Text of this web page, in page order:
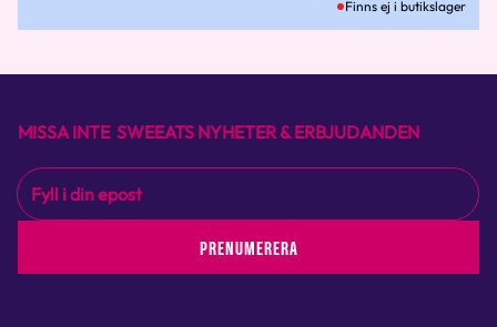
Finns ej i butikslager
MISSA INTE SWEEATS NYHETER & ERBJUDANDEN
PRENUMERERA